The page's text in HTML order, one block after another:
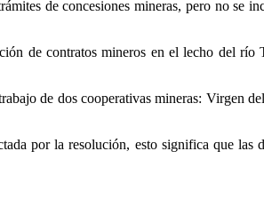
de concesiones mineras, pero no se
de contratos mineros en el lecho del
de dos cooperativas mineras: Virgen
por la resolución, esto significa que las